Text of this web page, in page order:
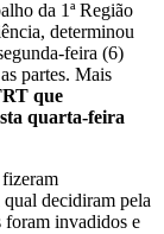
da 1ª Região
determinou
feira (6)
partes. Mais
que
quarta-feira
qual decidiram pela
foram invadidos e